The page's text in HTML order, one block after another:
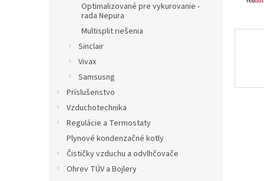
Optimalizované pre vykurovanie -
rada Nepura
Multisplit riešenia
Sinclair
Vivax
Samsusng
Príslušenstvo
Vzduchotechnika
Regulácie a Termostaty
Plynové kondenzačné kotly
Čističky vzduchu a odvlhčovače
Ohrev TÚV a Bojlery